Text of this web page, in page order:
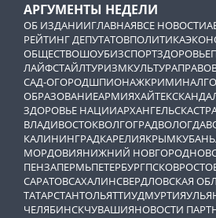
АРГУМЕНТЫ НЕДЕЛИ
ОБ ИЗДАНИИГЛАВНАЯВСЕ НОВОСТИ
РЕЙТИНГ ДЕПУТАТОВПОЛИТИКА
ОБЩЕСТВОШОУБИЗСПОРТЗДОРОВЬЕ
ЛАЙФСТАЙЛТУРИЗМКУЛЬТУРА
САД-ОГОРОДШПИОНАЖКРИМИНАЛ
ОБРАЗОВАНИЕАРМИЯХАЙТЕК
ЗДОРОВЬЕ НАЦИИАРХАНГЕЛЬСК
ВЛАДИВОСТОКВОЛГОГРАДВОЛОГДА
КАЛИНИНГРАДКАРЕЛИЯКРЫМКУБАНЬ
МОРДОВИЯНИЖНИЙ НОВГОРОД
ПЕНЗАПЕРМЬПЕТЕРБУРГПСКОВ
САРАТОВСАХАЛИНСВЕРДЛОВСКАЯ
ТАТАРСТАНТОЛЬЯТТИУДМУРТИЯ
ЧЕЛЯБИНСКЧУВАШИЯНОВОСТИ